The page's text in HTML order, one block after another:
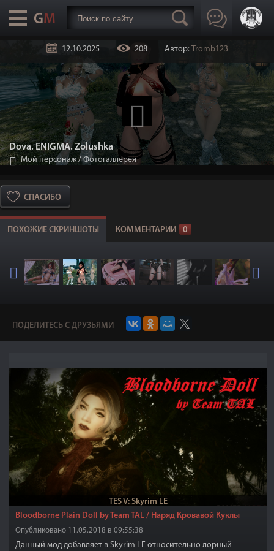
12.10.2025 208 Автор: Tromb123
Dova. ENIGMA. Zolushka
Мой персонаж /Фотогаллерея
СПАСИБО
ПОХОЖИЕ СКРИНШОТЫ КОММЕНТАРИИ 0
ПОДЕЛИТЕСЬ С ДРУЗЬЯМИ
TES V: Skyrim LE
Bloodborne Plain Doll by Team TAL / Наряд Кровавой Куклы
Опубликовано 11.05.2018 в 09:55:38
Данный мод добавляет в Skyrim LE относительно лорный